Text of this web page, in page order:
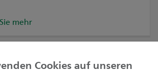
mehr
Cookies auf unseren